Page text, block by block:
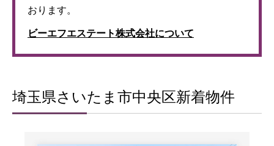
おります。
ビーエフエステート株式会社について
埼玉県さいたま市中央区新着物件